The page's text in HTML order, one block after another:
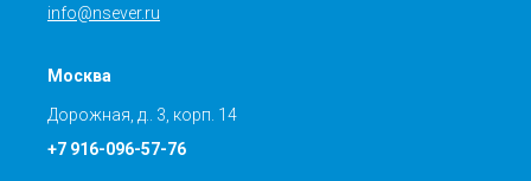
info@nsever.ru
Москва
Дорожная, д.. 3, корп. 14
+7 916-096-57-76